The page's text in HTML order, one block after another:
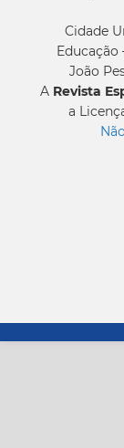
Cidade
Educação
João
A Revista
a